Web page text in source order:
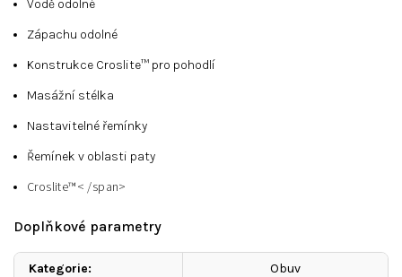
Vodě odolné
Zápachu odolné
Konstrukce Croslite™ pro pohodlí
Masážní stélka
Nastavitelné řemínky
Řemínek v oblasti paty
Croslite™< /span>
Doplňkové parametry
Kategorie: Obuv